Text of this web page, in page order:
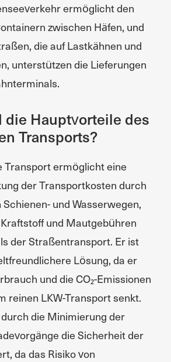
ermöglicht den
zwischen Häfen, und
die auf Lastkähnen und
unterstützen die Lieferungen
die Hauptvorteile des
Transports?
Transport ermöglicht eine
der Transportkosten durch
und Wasserwegen,
und Mautgebühren
der Straßentransport. Er ist
Lösung, da er
und die CO₂-Emissionen
reinen LKW-Transport senkt.
die Minimierung der
die Sicherheit der
da das Risiko von